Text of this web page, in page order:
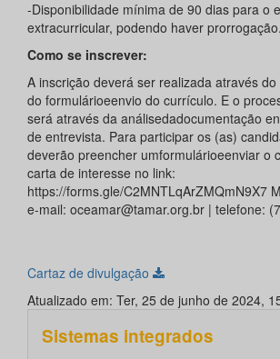
-Disponibilidade mínima de 90 dias para o
extracurricular, podendo haver prorrogação.
Como se inscrever:
A inscrição deverá ser realizada através
do formulárioeenvio do currículo. E o
será através da análisedadocumentação
de entrevista. Para participar os (as)
deverão preencher umformulárioeenviar o
carta de interesse no link:
https://forms.gle/C2MNTLqArZMQmN9X7
e-mail: oceamar@tamar.org.br | telefone:
Cartaz de divulgação
Atualizado em: Ter, 25 de junho de 2024,
Sistemas integrados